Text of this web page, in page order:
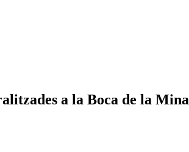
a la Boca de la Mina